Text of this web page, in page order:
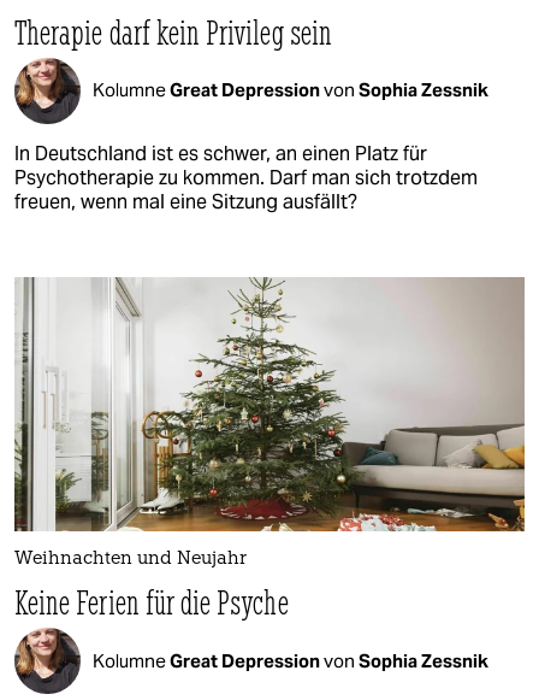
Therapie darf kein Privileg sein
KolumneGreat Depressionvon Sophia Zessnik
In Deutschland ist es schwer, an einen Platz für
Psychotherapie zu kommen. Darf man sich trotzdem
freuen, wenn mal eine Sitzung ausfällt?
Weihnachten und Neujahr
Keine Ferien für die Psyche
KolumneGreat Depressionvon Sophia Zessnik